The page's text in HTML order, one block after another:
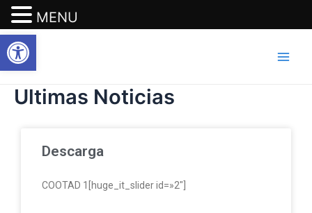
Ir
contenido
Ultimas Noticias
Descarga
COOTAD 1[huge_it_slider id=»2″]
MENU
Abrir barra de herramientas